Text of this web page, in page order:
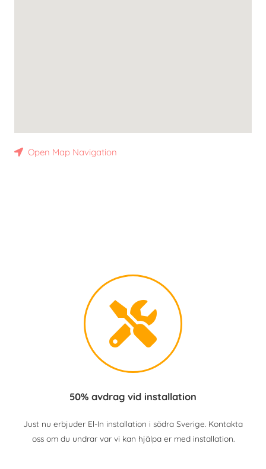
Open Map Navigation
50% avdrag vid installation
Just nu erbjuder El-In installation i södra Sverige. Kontakta
oss om du undrar var vi kan hjälpa er med installation.